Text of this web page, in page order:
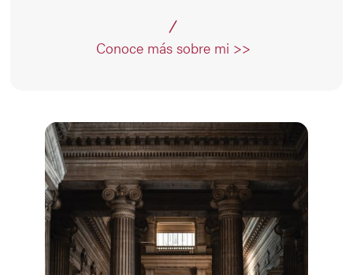
Conoce más sobre mi >>